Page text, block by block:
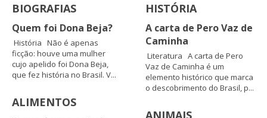
BIOGRAFIAS
Quem foi Dona Beja?
História Não é apenas
ficção: houve uma mulher
cujo apelido foi Dona Beja,
que fez história no Brasil. V...
ALIMENTOS
HISTÓRIA
A carta de Pero Vaz de
Caminha
Literatura A carta de Pero
Vaz de Caminha é um
elemento histórico que marca
o descobrimento do Brasil, p...